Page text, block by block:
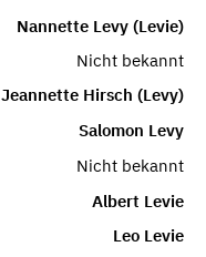
Nannette Levy (Levie)
Nicht bekannt
Jeannette Hirsch (Levy)
Salomon Levy
Nicht bekannt
Albert Levie
Leo Levie